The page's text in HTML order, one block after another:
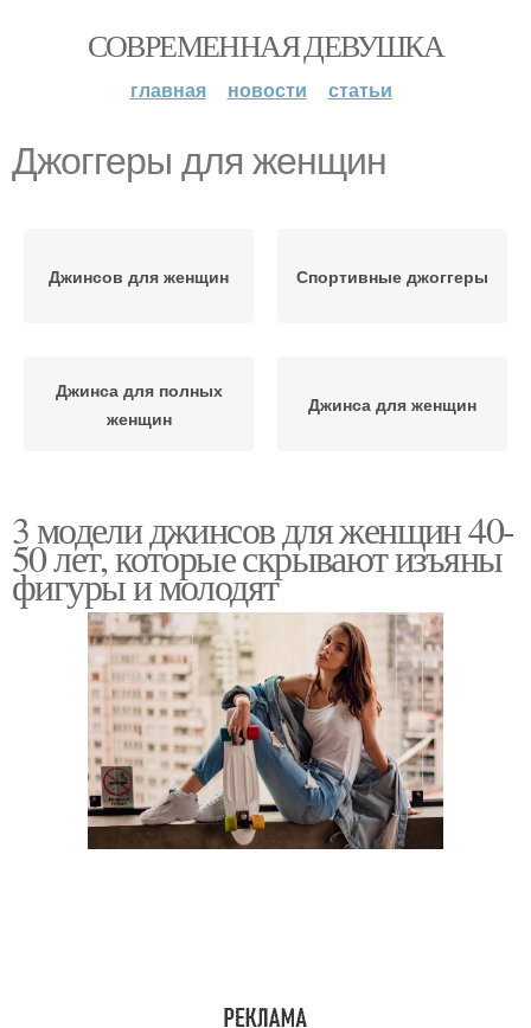
СОВРЕМЕННАЯ ДЕВУШКА
главная новости статьи
Джоггеры для женщин
Джинсов для женщин Спортивные джоггеры
Джинса для полных
женщин
Джинса для женщин
3 модели джинсов для женщин 40-
50 лет, которые скрывают изъяны
фигуры и молодят